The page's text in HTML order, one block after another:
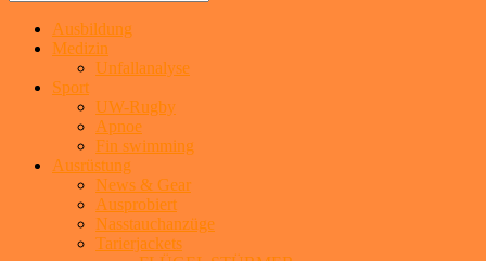
Ausbildung
Medizin
Unfallanalyse
Sport
UW-Rugby
Apnoe
Fin swimming
Ausrüstung
News & Gear
Ausprobiert
Nasstauchanzüge
Tarierjackets